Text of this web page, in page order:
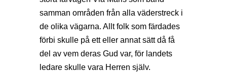
samman områden från alla väderstreck i
de olika vägarna. Allt folk som färdades
förbi skulle på ett eller annat sätt då få
del av vem deras Gud var, för landets
ledare skulle vara Herren själv.